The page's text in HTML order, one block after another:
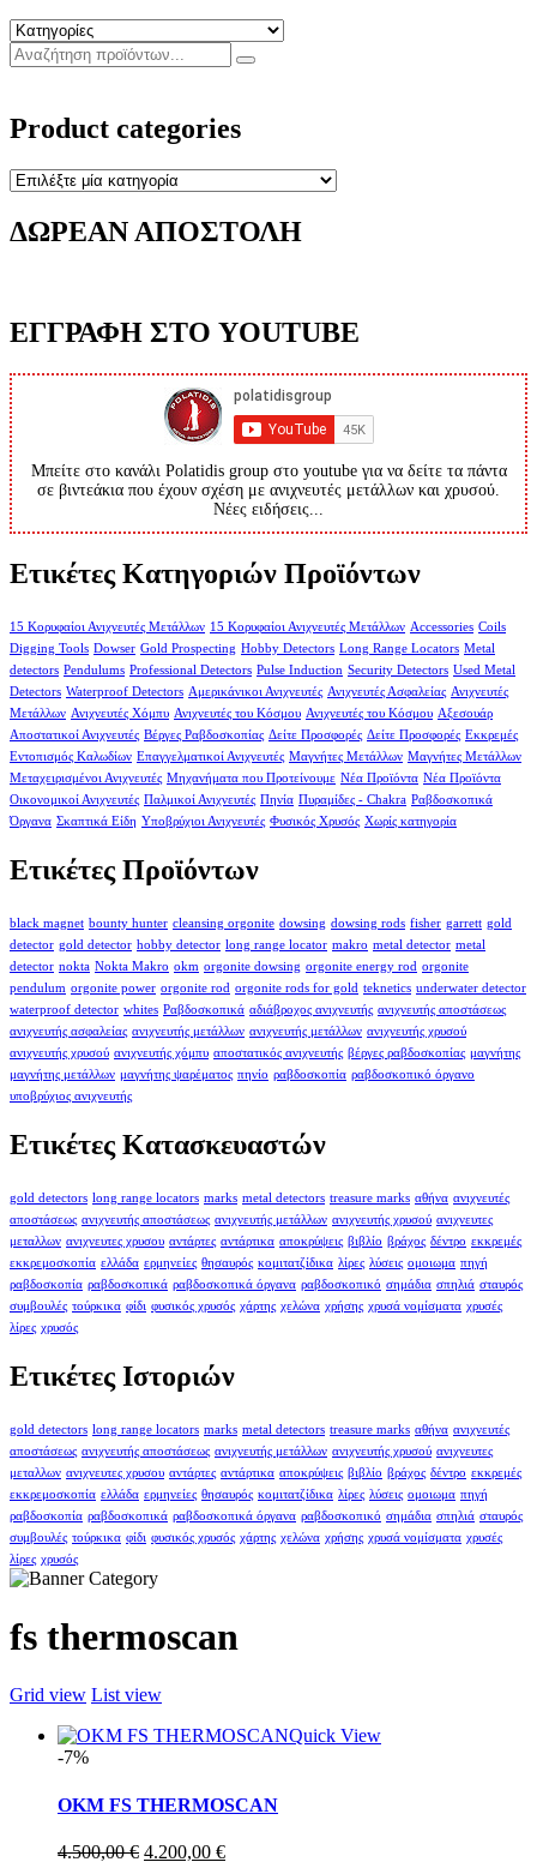
Product categories
ΔΩΡΕΑΝ ΑΠΟΣΤΟΛΗ
ΕΓΓΡΑΦΗ ΣΤΟ YOUTUBE
Μπείτε στο κανάλι Polatidis group στο youtube για να δείτε τα πάντα
σε βιντεάκια που έχουν σχέση με ανιχνευτές μετάλλων και χρυσού.
Νέες ειδήσεις...
Ετικέτες Κατηγοριών Προϊόντων
15 Κορυφαίοι Ανιχνευτές Μετάλλων 15 Κορυφαίοι Ανιχνευτές Μετάλλων Accessories Coils
Digging Tools Dowser Gold Prospecting Hobby Detectors Long Range Locators Metal
detectors Pendulums Professional Detectors Pulse Induction Security Detectors Used Metal
Detectors Waterproof Detectors Αμερικάνικοι Ανιχνευτές Ανιχνευτές Ασφαλείας Ανιχνευτές
Μετάλλων Ανιχνευτές Χόμπυ Ανιχνευτές του Κόσμου Ανιχνευτές του Κόσμου Αξεσουάρ
Αποστατικοί Ανιχνευτές Βέργες Ραβδοσκοπίας Δείτε Προσφορές Δείτε Προσφορές Εκκρεμές
Εντοπισμός Καλωδίων Επαγγελματικοί Ανιχνευτές Μαγνήτες Μετάλλων Μαγνήτες Μετάλλων
Μεταχειρισμένοι Ανιχνευτές Μηχανήματα που Προτείνουμε Νέα Προϊόντα Νέα Προϊόντα
Οικονομικοί Ανιχνευτές Παλμικοί Ανιχνευτές Πηνία Πυραμίδες - Chakra Ραβδοσκοπικά
Όργανα Σκαπτικά Είδη Υποβρύχιοι Ανιχνευτές Φυσικός Χρυσός Χωρίς κατηγορία
Ετικέτες Προϊόντων
black magnet bounty hunter cleansing orgonite dowsing dowsing rods fisher garrett gold
detector gold detector hobby detector long range locator makro metal detector metal
detector nokta Nokta Makro okm orgonite dowsing orgonite energy rod orgonite
pendulum orgonite power orgonite rod orgonite rods for gold teknetics underwater detector
waterproof detector whites Ραβδοσκοπικά αδιάβροχος ανιχνευτής ανιχνευτής αποστάσεως
ανιχνευτής ασφαλείας ανιχνευτής μετάλλων ανιχνευτής μετάλλων ανιχνευτής χρυσού
ανιχνευτής χρυσού ανιχνευτής χόμπυ αποστατικός ανιχνευτής βέργες ραβδοσκοπίας μαγνήτης
μαγνήτης μετάλλων μαγνήτης ψαρέματος πηνίο ραβδοσκοπία ραβδοσκοπικό όργανο
υποβρύχιος ανιχνευτής
Ετικέτες Κατασκευαστών
gold detectors long range locators marks metal detectors treasure marks αθήνα ανιχνευτές
αποστάσεως ανιχνευτής αποστάσεως ανιχνευτής μετάλλων ανιχνευτής χρυσού ανιχνευτες
μεταλλων ανιχνευτες χρυσου αντάρτες αντάρτικα αποκρύψεις βιβλίο βράχος δέντρο εκκρεμές
εκκρεμοσκοπία ελλάδα ερμηνείες θησαυρός κομιτατζίδικα λίρες λύσεις ομοιωμα πηγή
ραβδοσκοπία ραβδοσκοπικά ραβδοσκοπικά όργανα ραβδοσκοπικό σημάδια σπηλιά σταυρός
συμβουλές τούρκικα φίδι φυσικός χρυσός χάρτης χελώνα χρήσης χρυσά νομίσματα χρυσές
λίρες χρυσός
Ετικέτες Ιστοριών
gold detectors long range locators marks metal detectors treasure marks αθήνα ανιχνευτές
αποστάσεως ανιχνευτής αποστάσεως ανιχνευτής μετάλλων ανιχνευτής χρυσού ανιχνευτες
μεταλλων ανιχνευτες χρυσου αντάρτες αντάρτικα αποκρύψεις βιβλίο βράχος δέντρο εκκρεμές
εκκρεμοσκοπία ελλάδα ερμηνείες θησαυρός κομιτατζίδικα λίρες λύσεις ομοιωμα πηγή
ραβδοσκοπία ραβδοσκοπικά ραβδοσκοπικά όργανα ραβδοσκοπικό σημάδια σπηλιά σταυρός
συμβουλές τούρκικα φίδι φυσικός χρυσός χάρτης χελώνα χρήσης χρυσά νομίσματα χρυσές
λίρες χρυσός
fs thermoscan
Grid view List view
Quick View
-7%
OKM FS THERMOSCAN
4.500,00€ Original
4.200,00 €Η